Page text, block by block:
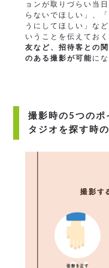
ョンが取りづらい当
らないでほしい」、
うにしてほしい」な
いうことを伝えてお
友など、招待客との
のある撮影が可能に
撮影時の5つのポ
タジオを探す時